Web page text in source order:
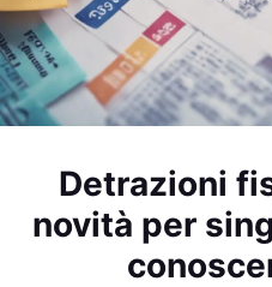
Detrazioni
novità per